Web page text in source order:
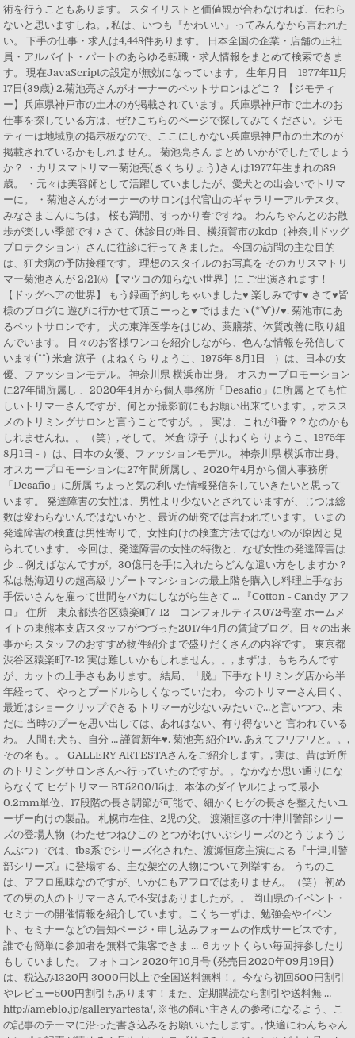
術を行うこともあります。 スタイリストと価値観が合わなければ、伝わら
ないと思いますしね。, 私は、いつも『かわいい』ってみんなから言われた
い。 下手の仕事・求人は4,448件あります。 日本全国の企業・店舗の正社
員・アルバイト・パートのあらゆる転職・求人情報をまとめて検索できま
す。 現在JavaScriptの設定が無効になっています。 生年月日 1977年11月
17日(39歳) 2.菊池亮さんがオーナーのペットサロンはどこ？ 【ジモティ
ー】兵庫県神戸市の土木のが掲載されています。兵庫県神戸市で土木のお
仕事を探している方は、ぜひこちらのページで探してみてください。ジモ
ティーは地域別の掲示板なので、ここにしかない兵庫県神戸市の土木のが
掲載されているかもしれません。 菊池亮さん まとめ いかがでしたでしょう
か？ ・カリスマトリマー菊池亮(きくちりょう)さんは1977年生まれの39
歳。 ・元々は美容師として活躍していましたが、愛犬との出会いでトリマ
ーに。 ・菊池さんがオーナーのサロンは代官山のギャラリーアルテスタ。
みなさまこんにちは。 桜も満開、すっかり春ですね。 わんちゃんとのお散
歩が楽しい季節です♪ さて、休診日の昨日、横須賀市のkdp（神奈川ドッグ
プロテクション）さんに往診に行ってきました。 今回の訪問の主な目的
は、狂犬病の予防接種です。 理想のスタイルのお写真を そのカリスマトリ
マー菊池さんが 2/21㈫ 【マツコの知らない世界】に ご出演されます！
【ドッグヘアの世界】 もう録画予約しちゃいました♥ 楽しみです♥ さて♥皆
様のブログに 遊びに行かせて頂こーっと♥ ではまたヽ(*´∀`)ﾉ♥. 菊池市にあ
るペットサロンです。 犬の東洋医学をはじめ、薬膳茶、体質改善に取り組
んでいます。 日々のお客様ワンコを紹介しながら、色んな情報を発信して
います(^^) 米倉 涼子（よねくら りょうこ、1975年 8月1日 - ）は、日本の女
優、ファッションモデル。 神奈川県 横浜市出身。 オスカープロモーション
に27年間所属し 、2020年4月から個人事務所「Desafio」に所属 とても忙
しいトリマーさんですが、何とか撮影前にもお願い出来ています。, オスス
メのトリミングサロンと言うことですが。。 実は、これが1番？？なのかも
しれませんね。。（笑）, そして。 米倉 涼子（よねくら りょうこ、1975年
8月1日 - ）は、日本の女優、ファッションモデル。 神奈川県 横浜市出身。
オスカープロモーションに27年間所属し 、2020年4月から個人事務所
「Desafio」に所属 ちょっと気の利いた情報発信をしていきたいと思って
います。 発達障害の女性は、男性より少ないとされていますが、じつは総
数は変わらないんではないかと、最近の研究では言われています。 いまの
発達障害の検査は男性寄りで、女性向けの検査方法ではないのが原因と見
られています。 今回は、発達障害の女性の特徴と、なぜ女性の発達障害は
少 … 例えばなんですが。30億円を手に入れたらどんな遣い方をしますか？
私は熱海辺りの超高級リゾートマンションの最上階を購入し料理上手なお
手伝いさんを雇って世間をバカにしながら生きて … 『Cotton - Candy アフ
ロ』 住所 東京都渋谷区猿楽町7-12 コンフォルティス072号室 ホームメ
イトの東熊本支店スタッフがつづった2017年4月の賃貸ブログ。日々の出来
事からスタッフのおすすめ物件紹介まで盛りだくさんの内容です。 東京都
渋谷区猿楽町7-12 実は難しいかもしれません。。, まずは、もちろんです
が、カットの上手さもあります。 結局、「脱」下手なトリミング店から半
年経って、 やっとプードルらしくなっていたわ。 今のトリマーさん曰く、
最近はショークリップできる トリマーが少ないみたいで…と言いつつ、未
だに 当時のプーを思い出しては、あれはない、有り得ないと 言われている
わ。 人間も犬も、自分 … 謹賀新年♥. 菊池亮 紹介PV. あえてフワフワと。。,
その名も。。 GALLERY ARTESTAさんをご紹介します。, 実は、昔は近所
のトリミングサロンさんへ行っていたのですが。。なかなか思い通りにな
らなくて ヒゲトリマー BT5200/15は、本体のダイヤルによって最小
0.2mm単位、17段階の長さ調節が可能で、細かくヒゲの長さを整えたいユ
ーザー向けの製品。 札幌市在住、2児の父。 渡瀬恒彦の十津川警部シリー
ズの登場人物（わたせつねひこの とつがわけいぶシリーズのとうじょうじ
んぶつ）では、tbs系でシリーズ化された、渡瀬恒彦主演による『十津川警
部シリーズ』に登場する、主な架空の人物について列挙する。 うちのこ
は、アフロ風味なのですが、いかにもアフロではありません。（笑） 初め
ての男の人のトリマーさんで不安はありましたが。。 岡山県のイベント・
セミナーの開催情報を紹介しています。こくちーずは、勉強会やイベン
ト、セミナーなどの告知ページ・申し込みフォームの作成サービスです。
誰でも簡単に参加者を無料で集客できま … ６カットくらい毎回持参したり
もしていました。 フォトコン 2020年10月号 (発売日2020年09月19日)
は、税込み1320円 3000円以上で全国送料無料！。今なら初回500円割引
やレビュー500円割引もあります！また、定期購読なら割引や送料無 …
http://ameblo.jp/galleryartesta/, ※他の飼い主さんの参考になるよう、こ
の記事のテーマに沿った書き込みをお願いいたします。, 快適にわんちゃん